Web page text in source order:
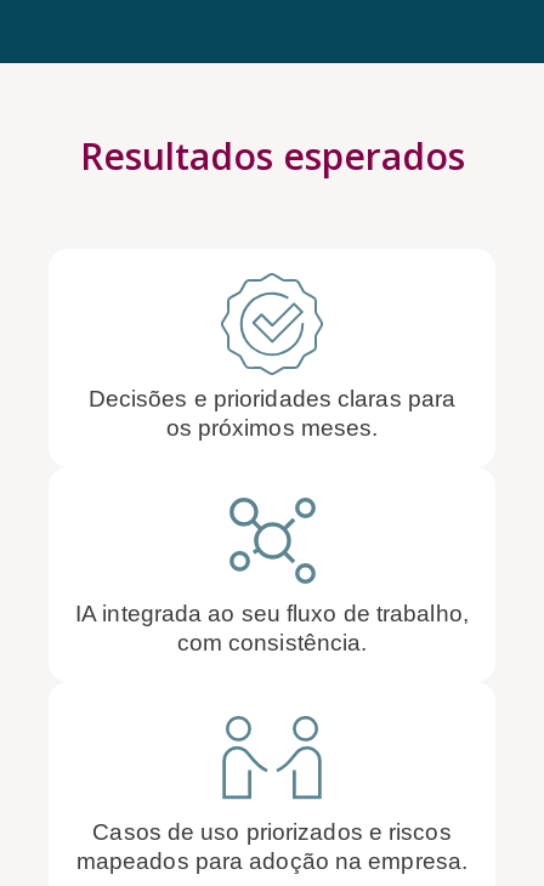
Resultados esperados
Decisões e prioridades claras para
os próximos meses.
IA integrada ao seu fluxo de trabalho,
com consistência.
Casos de uso priorizados e riscos
mapeados para adoção na empresa.